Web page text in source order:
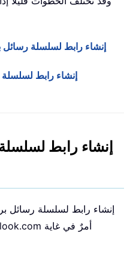
إنشاء رابط لسلسلة رسائل
إنشاء رابط لسلسلة
إنشاء رابط
إنشاء رابط لسلسلة رسائل